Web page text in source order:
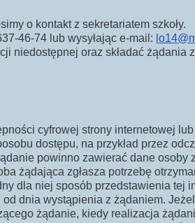
o kontakt z sekretariatem szkoły.
46-74 lub wysyłając e-mail:
niedostępnej oraz składać żądania
cyfrowej strony internetowej
dostępu, na przykład przez
powinno zawierać dane osoby
żądająca zgłasza potrzebę
dla niej sposób przedstawienia tej
dnia wystąpienia z żądaniem.
żądanie, kiedy realizacja